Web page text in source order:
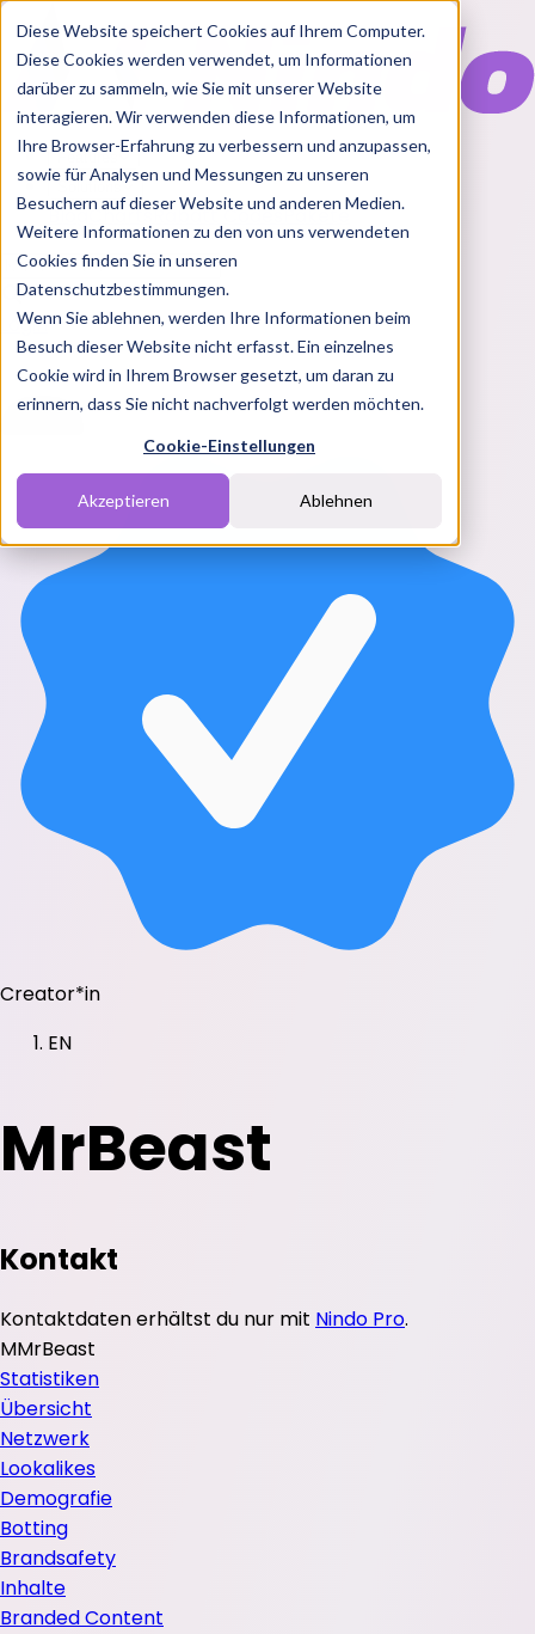
Diese Website speichert Cookies auf Ihrem Computer.
Diese Cookies werden verwendet, um Informationen
darüber zu sammeln, wie Sie mit unserer Website
interagieren. Wir verwenden diese Informationen, um
Ihre Browser-Erfahrung zu verbessern und anzupassen,
sowie für Analysen und Messungen zu unseren
Besuchern auf dieser Website und anderen Medien.
Weitere Informationen zu den von uns verwendeten
Cookies finden Sie in unseren
Datenschutzbestimmungen.
Wenn Sie ablehnen, werden Ihre Informationen beim
Besuch dieser Website nicht erfasst. Ein einzelnes
Cookie wird in Ihrem Browser gesetzt, um daran zu
erinnern, dass Sie nicht nachverfolgt werden möchten.
Cookie-Einstellungen
Akzeptieren Ablehnen
Features
Solutions
BlogChartsRabatt CodesPakete
Login
Creator*in
EN
MrBeast
Kontakt
Kontaktdaten erhältst du nur mit Nindo Pro.
MMrBeast
Statistiken
Übersicht
Netzwerk
Lookalikes
Demografie
Botting
Brandsafety
Inhalte
Branded Content